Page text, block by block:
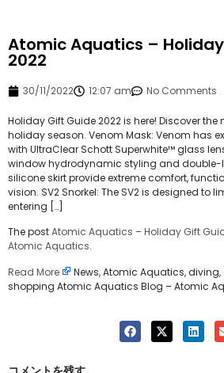
Atomic Aquatics –
2022
30/11/2022 12:07 am No Comments
Holiday Gift Guide 2022 is here! Discover
holiday season. Venom Mask: Venom has
with UltraClear Schott Superwhite™ glass
window hydrodynamic styling and
silicone skirt provide extreme comfort,
vision. SV2 Snorkel: The SV2 is designed to
entering […]
The postAtomic Aquatics – Holiday Gift
Atomic Aquatics.
Read More
News, Atomic Aquatics,
shopping Atomic Aquatics Blog – Atomic